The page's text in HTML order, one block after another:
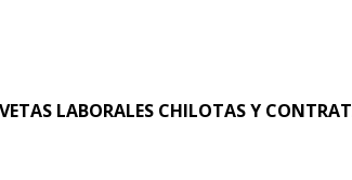
LABORALES CHILOTAS Y